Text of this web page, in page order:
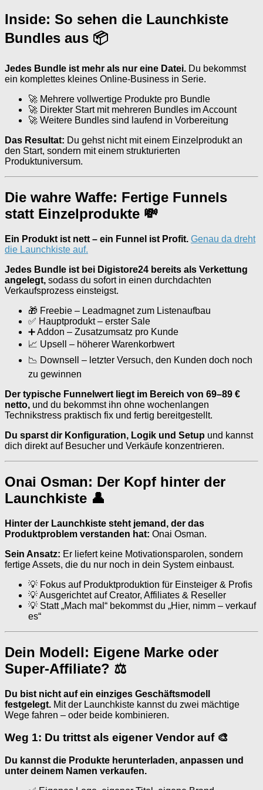
Inside: So sehen die Launchkiste
Bundles aus 📦
Jedes Bundle ist mehr als nur eine Datei. Du bekommst
ein komplettes kleines Online-Business in Serie.
🚀 Mehrere vollwertige Produkte pro Bundle
🚀 Direkter Start mit mehreren Bundles im Account
🚀 Weitere Bundles sind laufend in Vorbereitung
Das Resultat: Du gehst nicht mit einem Einzelprodukt an
den Start, sondern mit einem strukturierten
Produktuniversum.
Die wahre Waffe: Fertige Funnels
statt Einzelprodukte 💸
Ein Produkt ist nett – ein Funnel ist Profit. Genau da dreht
die Launchkiste auf.
Jedes Bundle ist bei Digistore24 bereits als Verkettung
angelegt, sodass du sofort in einen durchdachten
Verkaufsprozess einsteigst.
🎁 Freebie – Leadmagnet zum Listenaufbau
✅ Hauptprodukt – erster Sale
➕ Addon – Zusatzumsatz pro Kunde
📈 Upsell – höherer Warenkorbwert
📉 Downsell – letzter Versuch, den Kunden doch noch
zu gewinnen
Der typische Funnelwert liegt im Bereich von 69–89 €
netto, und du bekommst ihn ohne wochenlangen
Technikstress praktisch fix und fertig bereitgestellt.
Du sparst dir Konfiguration, Logik und Setup und kannst
dich direkt auf Besucher und Verkäufe konzentrieren.
Onai Osman: Der Kopf hinter der
Launchkiste 👤
Hinter der Launchkiste steht jemand, der das
Produktproblem verstanden hat: Onai Osman.
Sein Ansatz: Er liefert keine Motivationsparolen, sondern
fertige Assets, die du nur noch in dein System einbaust.
💡 Fokus auf Produktproduktion für Einsteiger & Profis
💡 Ausgerichtet auf Creator, Affiliates & Reseller
💡 Statt „Mach mal“ bekommst du „Hier, nimm – verkauf
es“
Dein Modell: Eigene Marke oder
Super-Affiliate? ⚖️
Du bist nicht auf ein einziges Geschäftsmodell
festgelegt. Mit der Launchkiste kannst du zwei mächtige
Wege fahren – oder beide kombinieren.
Weg 1: Du trittst als eigener Vendor auf 🎨
Du kannst die Produkte herunterladen, anpassen und
unter deinem Namen verkaufen.